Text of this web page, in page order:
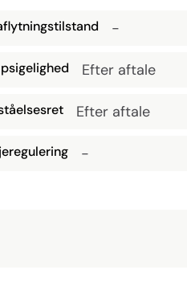
-
Efter aftale
Efter aftale
-